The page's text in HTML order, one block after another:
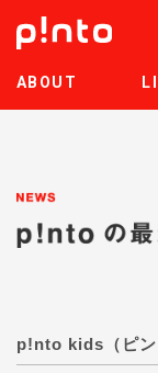
ABOUT
p!nto kids（ピン